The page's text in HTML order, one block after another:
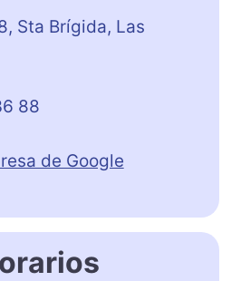
Sta Brígida, Las
88
de Google